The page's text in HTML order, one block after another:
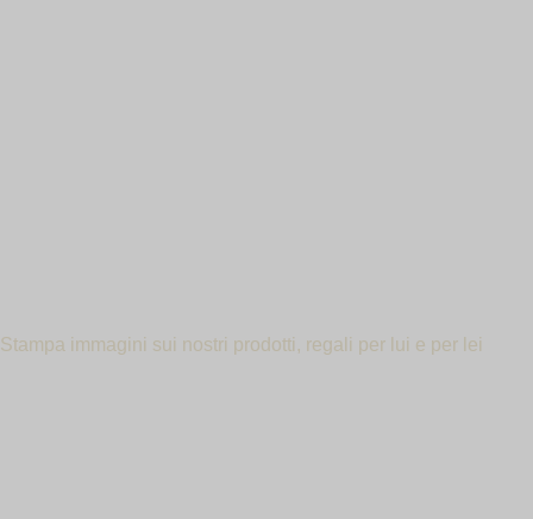
Stampa immagini sui nostri prodotti, regali per lui e per lei